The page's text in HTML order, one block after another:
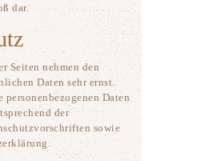
dar.
Seiten nehmen den
Daten sehr ernst.
personenbezogenen Daten
der
sowie